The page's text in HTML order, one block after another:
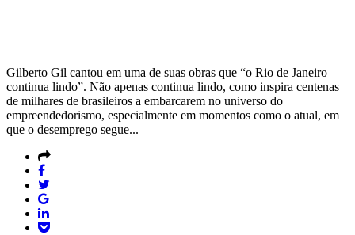
Gilberto Gil cantou em uma de suas obras que “o Rio de Janeiro
continua lindo”. Não apenas continua lindo, como inspira centenas
de milhares de brasileiros a embarcarem no universo do
empreendedorismo, especialmente em momentos como o atual, em
que o desemprego segue...